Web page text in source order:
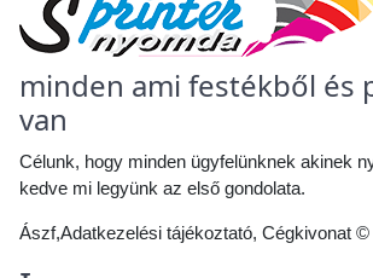
minden ami festékből és
van
Célunk, hogy minden ügyfelünknek akinek
kedve mi legyünk az első gondolata.
Ászf,Adatkezelési tájékoztató, Cégkivonat ©